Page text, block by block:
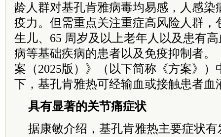
龄人群对基孔肯雅病毒均易感，人感染
疫力。但需重点关注重症高风险人群，
生儿、65 周岁及以上老年人以及患有
病等基础疾病的患者以及免疫抑制者。
案（2025版）》（以下简称《方案》）
下，基孔肯雅热可经输血或接触患者血
具有显著的关节痛症状
据康敏介绍，基孔肯雅热主要症状